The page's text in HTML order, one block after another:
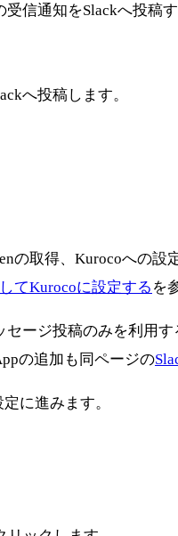
信通知をSlackへ投稿
へ投稿します。
の取得、Kurocoへの設
てKurocoに設定する を
ージ投稿のみを利用
の追加も同ページの
に進みます。